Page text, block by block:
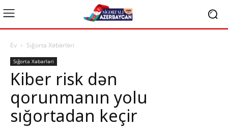
Ev Sığorta Xəbərləri
Sığorta Xəbərləri
Kiber risk dən
qorunmanın yolu
sığortadan keçir